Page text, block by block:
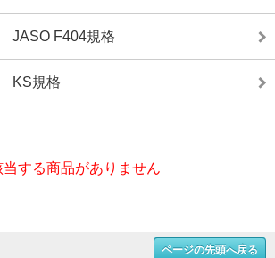
JASO F404規格
KS規格
当する商品がありません
ページの先頭へ戻る